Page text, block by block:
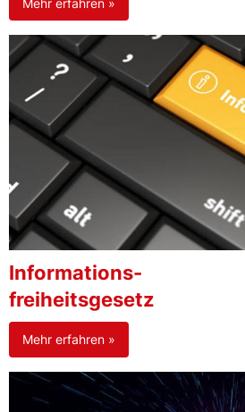
Informations-
freiheitsgesetz
Mehr erfahren »